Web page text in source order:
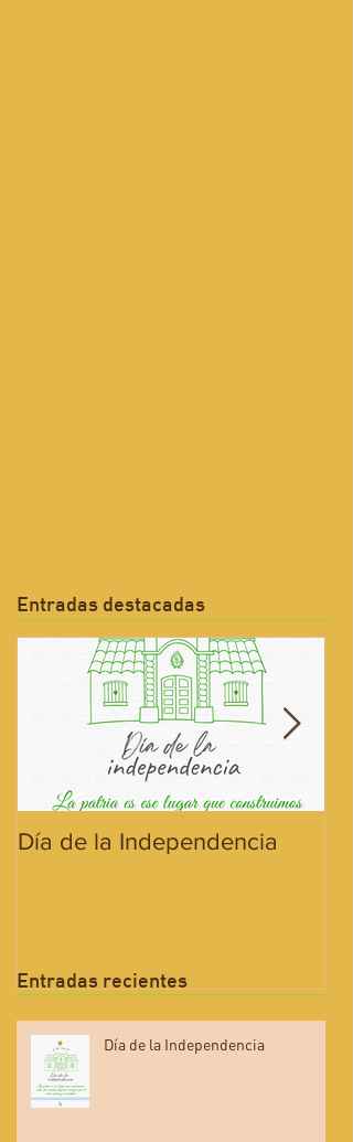
Entradas destacadas
Entradas recientes
Día de la Independencia
Día de la Independencia